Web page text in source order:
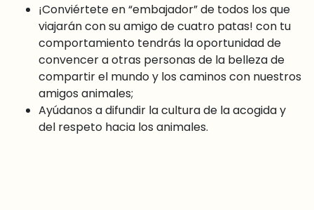
¡Conviértete en “embajador” de todos los que
viajarán con su amigo de cuatro patas! con tu
comportamiento tendrás la oportunidad de
convencer a otras personas de la belleza de
compartir el mundo y los caminos con nuestros
amigos animales;
Ayúdanos a difundir la cultura de la acogida y
del respeto hacia los animales.